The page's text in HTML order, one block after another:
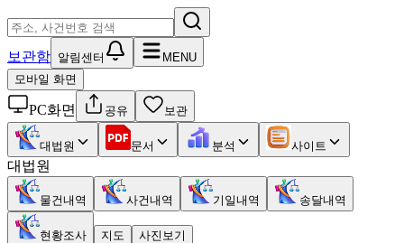
보관함 알림센터
MENU
모바일 화면
PC화면 공유 보관
대법원 문서 분석 사이트
대법원
물건내역 사건내역 기일내역 송달내역
현황조사 지도 사진보기